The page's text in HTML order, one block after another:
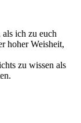
ich zu euch
hoher Weisheit,
zu wissen als